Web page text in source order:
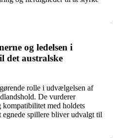
og ledelsen i
det australske
rolle i udvælgelsen af
De vurderer
med holdets
egnede spillere bliver udvalgt til